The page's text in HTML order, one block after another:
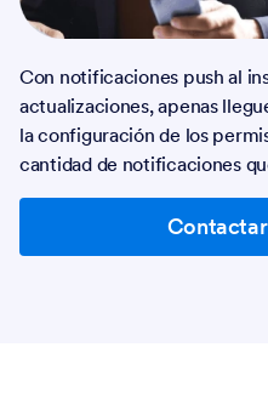
Con notificaciones push al
actualizaciones, apenas
la configuración de los
cantidad de notificaciones